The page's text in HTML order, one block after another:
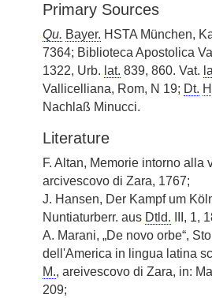
Primary Sources
Qu. Bayer. HSTA München,
7364; Biblioteca Apostolica
1322, Urb. lat. 839, 860. Vat.
Vallicelliana, Rom, N 19; Dt.
Nachlaß Minucci.
Literature
F. Altan, Memorie intorno alla
arcivescovo di Zara, 1767;
J. Hansen, Der Kampf um
Nuntiaturberr. aus Dtld. III, 1,
A. Marani, „De novo orbe“,
dell'America in lingua latina
M., areivescovo di Zara, in:
209;